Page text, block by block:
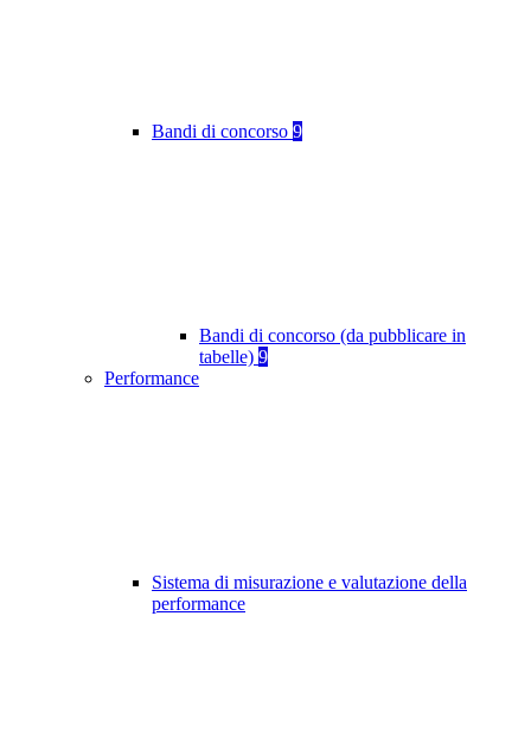
Bandi di concorso 9
Bandi di concorso (da pubblicare in
tabelle) 9
Performance
Sistema di misurazione e valutazione della
performance